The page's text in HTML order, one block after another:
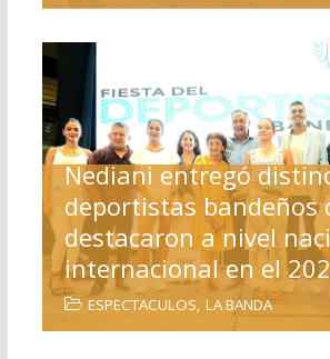
Nediani entregó
deportistas bandeños
destacaron a nivel
internacional en el
ESPECTACULOS, LA BANDA